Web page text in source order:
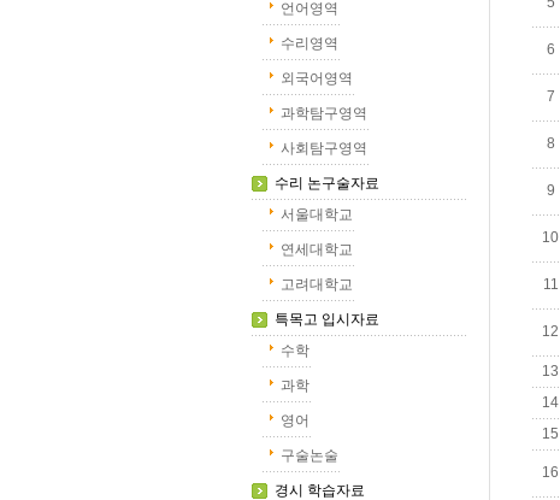
언어영역
수리영역
외국어영역
과학탐구영역
사회탐구영역
수리 논구술자료
서울대학교
연세대학교
고려대학교
특목고 입시자료
수학
과학
영어
구술논술
경시 학습자료
6
7
8
9
10
11
12
13
14
15
16